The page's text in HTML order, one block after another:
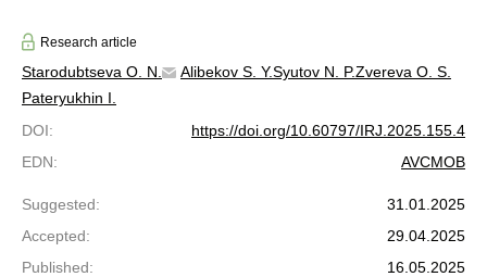
Research article
Starodubtseva O. N. Alibekov S. Y.Syutov N. P.Zvereva O. S.
Pateryukhin I.
DOI:
https://doi.org/10.60797/IRJ.2025.155.4
EDN: AVCMOB
Suggested:
31.01.2025
Accepted:
29.04.2025
Published:
16.05.2025